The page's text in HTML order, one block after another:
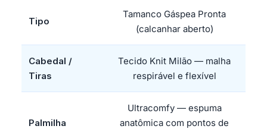
Tipo
Tamanco Gáspea Pronta
(calcanhar aberto)
Cabedal /
Tiras
Tecido Knit Milão — malha
respirável e flexível
Palmilha
Ultracomfy — espuma
anatômica com pontos de